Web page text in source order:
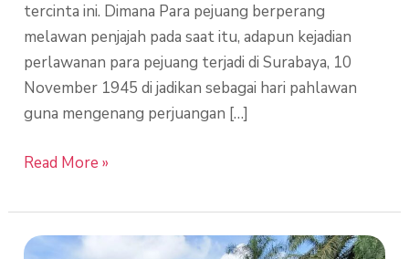
tercinta ini. Dimana Para pejuang berperang
melawan penjajah pada saat itu, adapun kejadian
perlawanan para pejuang terjadi di Surabaya, 10
November 1945 di jadikan sebagai hari pahlawan
guna mengenang perjuangan […]
Read More »
Perayaan